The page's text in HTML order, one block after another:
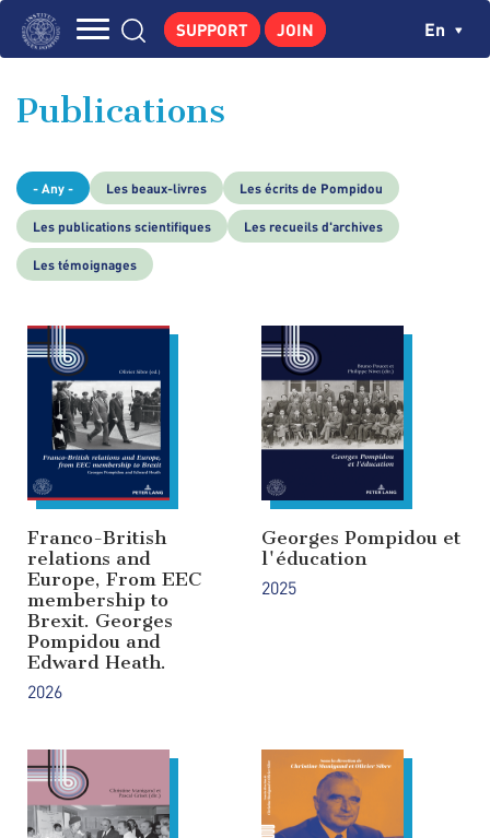
Skip
principale
GEORGES POMPIDOU
PUBLICATIONS
NEWS
PEDAGOGICAL AREA
SUPPORT JOIN En
Publications
- Any - Les beaux-livres Les écrits de Pompidou
Les publications scientifiques Les recueils d'archives
Les témoignages
Franco-British
relations and
Europe, From EEC
membership to
Brexit. Georges
Pompidou and
Edward Heath.
2026
Georges Pompidou et
l'éducation
2025
Cookies management panel